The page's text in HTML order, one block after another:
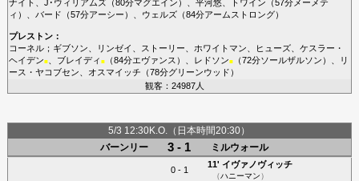
ナイト
J･ウィリアムズ（80分マグエイン ）、 平河悠、 トワイン （57分メーメテ
ィ ）、 バード （57分アーシー ）、 ウェルズ（84分アームストロング）
プレストン：
コーネル； ギブソン リンゼイ ストーリー ホワイトマン ヒューズ、 ケスラー・
ヘイデン■、 ブレイディ ■（84分エヴァンス ）、 レドソン■（72分ソールザルソン ）、
リ
ース・ヤコブセン
オスマイッチ （78分グリーンウッド ）
観客：24987人
5/3 12:30K.O.（日本時間20:30）
バーンリー
3 - 1 ミルウォール
0 - 1
11' イヴァノヴィッチ
（ハニーマン）